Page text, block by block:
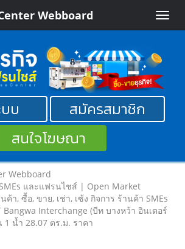
Toggle
Webboard
บบ
สมัครสมาชิก
สนใจโฆษณา
Webboard
และแฟรนไชส์ | Open Market
ค้า, ซื้อ, ขาย, เช่า, เซ้ง กิจการ ร้านค้า SMEs
Bangwa Interchange (บีท บางหว้า อินเตอร์
1 น้ำ 28.07 ตร.ม. ราคา